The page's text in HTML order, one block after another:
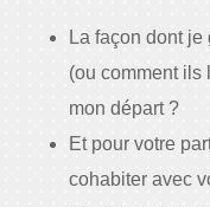
La façon dont
(ou comment ils
mon départ ?
Et pour votre
cohabiter avec